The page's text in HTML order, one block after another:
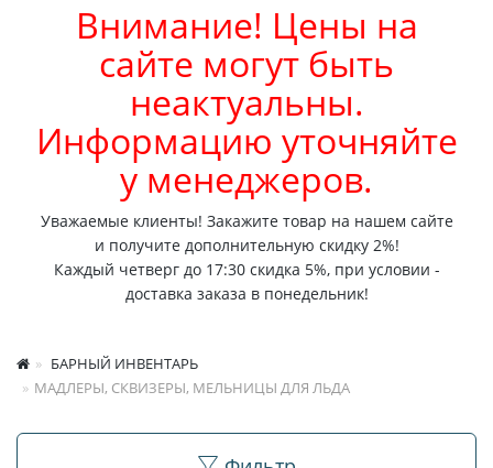
Внимание! Цены на
сайте могут быть
неактуальны.
Информацию уточняйте
у менеджеров.
Уважаемые клиенты! Закажите товар на нашем сайте
и получите дополнительную скидку 2%!
Каждый четверг до 17:30 скидка 5%, при условии -
доставка заказа в понедельник!
БАРНЫЙ ИНВЕНТАРЬ
МАДЛЕРЫ, СКВИЗЕРЫ, МЕЛЬНИЦЫ ДЛЯ ЛЬДА